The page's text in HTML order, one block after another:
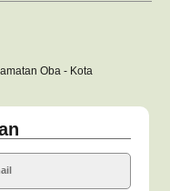
Oba - Kota